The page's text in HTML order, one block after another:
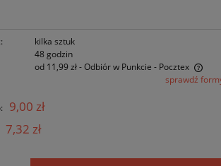
kilka sztuk
48 godzin
od 11,99 zł- Odbiór w Punkcie - Pocztex
płatności
sprawdź
9,00 zł
7,32 zł